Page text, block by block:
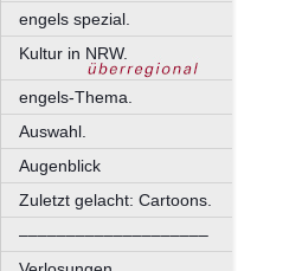
engels spezial.
Kultur in NRW.
engels-Thema.
Auswahl.
Augenblick
Zuletzt gelacht: Cartoons.
––––––––––––––––––––